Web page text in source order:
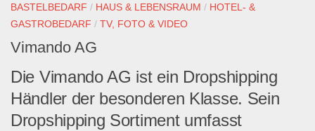
BASTELBEDARF / HAUS & LEBENSRAUM / HOTEL- &
GASTROBEDARF / TV, FOTO & VIDEO
Vimando AG
Die Vimando AG ist ein Dropshipping
Händler der besonderen Klasse. Sein
Dropshipping Sortiment umfasst